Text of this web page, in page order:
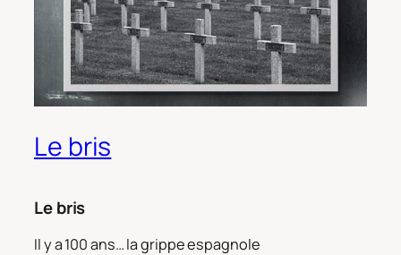
Le bris
Le bris
Il y a 100 ans… la grippe espagnole